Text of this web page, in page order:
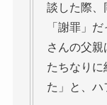
談した際、
「謝罪」
さんの父
たちなりに
た」と、ハ